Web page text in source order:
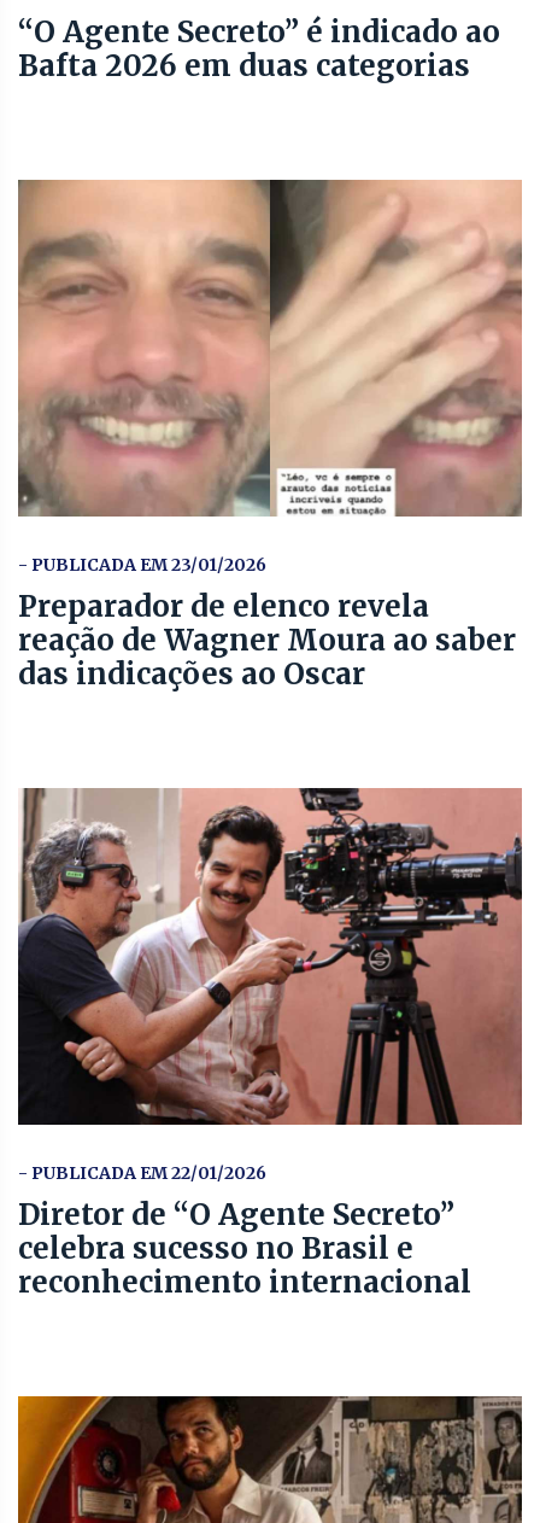
“O Agente Secreto” é indicado ao
Bafta 2026 em duas categorias
- PUBLICADA EM 23/01/2026
Preparador de elenco revela
reação de Wagner Moura ao saber
das indicações ao Oscar
- PUBLICADA EM 22/01/2026
Diretor de “O Agente Secreto”
celebra sucesso no Brasil e
reconhecimento internacional